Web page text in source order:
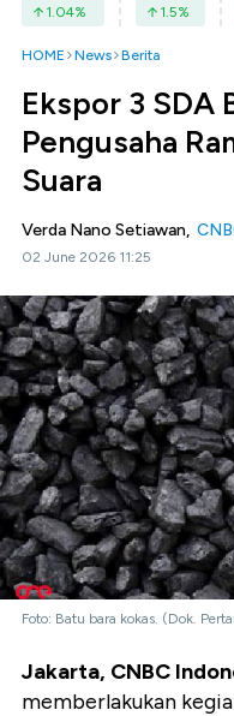
1.04% 1.5%
HOME News Berita
Ekspor 3 SDA
Pengusaha
Suara
Verda Nano Setiawan,
02 June 2026 11:25
Foto: Batu bara kokas. (Dok.
Jakarta, CNBC
memberlakukan